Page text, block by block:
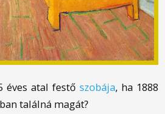
fiatal festő szobája, ha 1888
találná magát?